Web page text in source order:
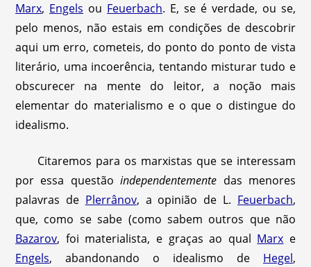
Marx, Engels ou Feuerbach. E, se é verdade, ou se,
pelo menos, não estais em condições de descobrir
aqui um erro, cometeis, do ponto do ponto de vista
literário, uma incoerência, tentando misturar tudo e
obscurecer na mente do leitor, a noção mais
elementar do materialismo e o que o distingue do
idealismo.
Citaremos para os marxistas que se interessam
por essa questãoindependentemente das menores
palavras de Plerrânov, a opinião de L. Feuerbach,
que, como se sabe (como sabem outros que não
Bazarov, foi materialista, e graças ao qual Marx e
Engels, abandonando o idealismo de Hegel,